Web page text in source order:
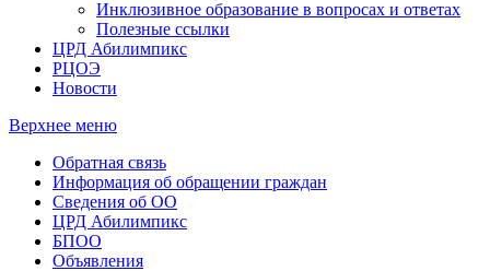
Инклюзивное образование в вопросах и ответах
Полезные ссылки
ЦРД Абилимпикс
РЦОЭ
Новости
Верхнее меню
Обратная связь
Информация об обращении граждан
Сведения об ОО
ЦРД Абилимпикс
БПОО
Объявления